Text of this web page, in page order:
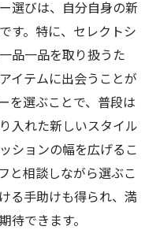
レクトショップの
ーナーで差をつけ
レクトショップの
ーナーで知る新し
選びは、自分自身の新
す。特に、セレクトシ
品一品を取り扱うた
イテムに出会うことが
を選ぶことで、普段は
入れた新しいスタイル
ションの幅を広げるこ
と相談しながら選ぶこ
る手助けも得られ、満
待できます。